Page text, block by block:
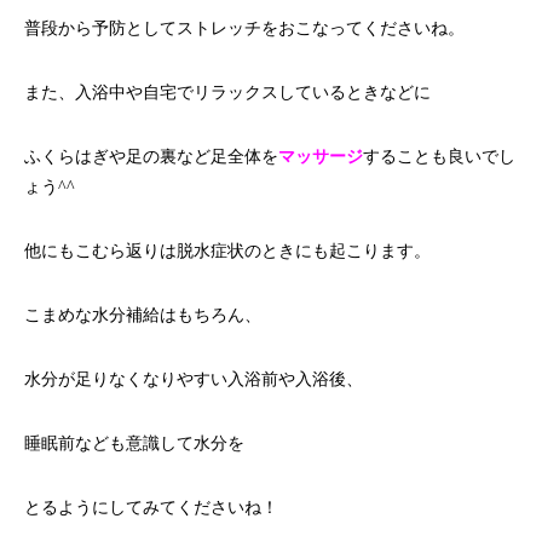
普段から予防としてストレッチをおこなってくださいね。
また、入浴中や自宅でリラックスしているときなどに
ふくらはぎや足の裏など足全体をマッサージすることも良いでし
ょう^^
他にもこむら返りは脱水症状のときにも起こります。
こまめな水分補給はもちろん、
水分が足りなくなりやすい入浴前や入浴後、
睡眠前なども意識して水分を
とるようにしてみてくださいね！